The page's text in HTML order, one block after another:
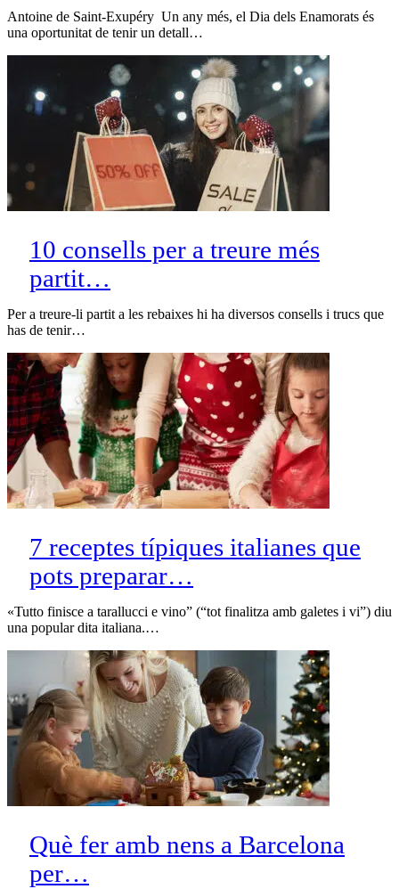
Antoine de Saint-Exupéry Un any més, el Dia dels Enamorats és
una oportunitat de tenir un detall…
10 consells per a treure més
partit…
Per a treure-li partit a les rebaixes hi ha diversos consells i trucs que
has de tenir…
7 receptes típiques italianes que
pots preparar…
«Tutto finisce a tarallucci e vino” (“tot finalitza amb galetes i vi”) diu
una popular dita italiana.…
Què fer amb nens a Barcelona
per…